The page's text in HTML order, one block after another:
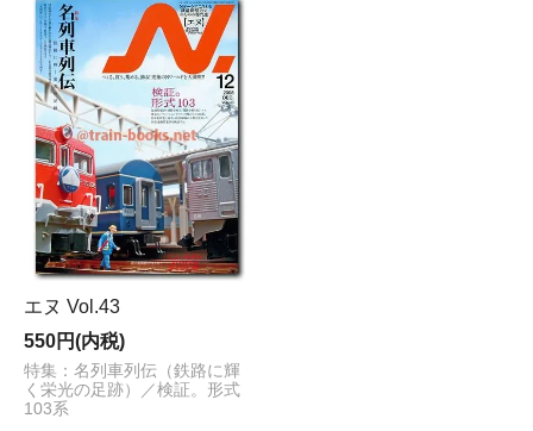
エヌ Vol.43
550円(内税)
特集：名列車列伝（鉄路に輝
く栄光の足跡）／検証。形式
103系